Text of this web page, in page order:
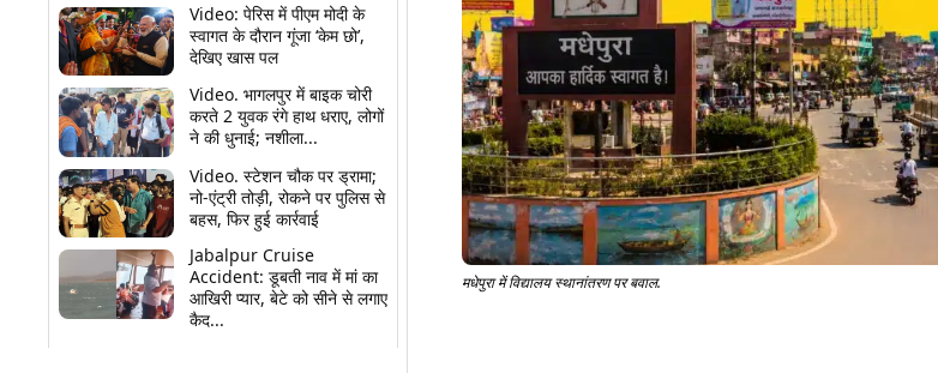
Video: पेरिस में पीएम मोदी के
स्वागत के दौरान गूंजा ‘केम छो’,
देखिए खास पल
Video. भागलपुर में बाइक चोरी
करते 2 युवक रंगे हाथ धराए, लोगों
ने की धुनाई; नशीला...
Video. स्टेशन चौक पर ड्रामा;
नो-एंट्री तोड़ी, रोकने पर पुलिस से
बहस, फिर हुई कार्रवाई
Jabalpur Cruise
Accident: डूबती नाव में मां का
आखिरी प्यार, बेटे को सीने से लगाए
कैद...
मधेपुरा में विद्यालय स्थानांतरण पर बवाल.